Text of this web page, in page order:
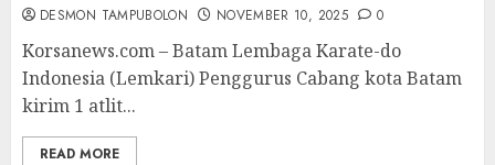
DESMON TAMPUBOLON NOVEMBER 10, 2025 0
Korsanews.com – Batam Lembaga Karate-do
Indonesia (Lemkari) Penggurus Cabang kota Batam
kirim 1 atlit...
READ MORE